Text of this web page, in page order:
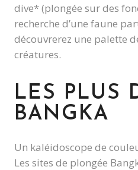
dive* (plongée sur des
recherche d’une faune
découvrerez une palette
créatures.
LES PLUS
BANGKA
Un kaléidoscope de
Les sites de plongée